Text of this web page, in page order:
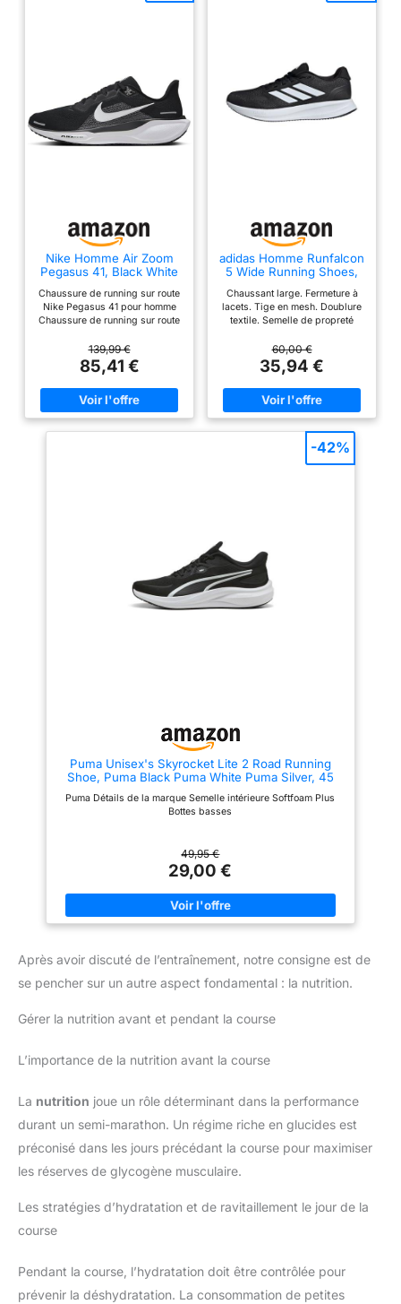
Nike Homme Air Zoom
Pegasus 41, Black White
Chaussure de running sur route
Nike Pegasus 41 pour homme
Chaussure de running sur route
Tige en maille technique
respirante améliorée La semelle
intermédiaire en mousse ReactX
enveloppe les unités Air Zoom à
l'avant-pied et au talon pour une
foulée réactive Semelle
139,99 €
85,41 €
adidas Homme Runfalcon
5 Wide Running Shoes,
White/Core Black, 43 1/3
EU
Chaussant large. Fermeture à
lacets. Tige en mesh. Doublure
textile. Semelle de propreté
Cloudfoam. Poids : 290 g
(pointure 42 2/3). Drop semelle
intermédiaire : 10 mm (talon 33
mm / avant-pied 23 mm).
Semelle extérieure Adiwear.
60,00 €
35,94 €
Puma Unisex's Skyrocket Lite 2 Road Running
Shoe, Puma Black Puma White Puma Silver, 45
Puma Détails de la marque Semelle intérieure Softfoam Plus
Bottes basses
49,95 €
29,00 €
-42%
Après avoir discuté de l’entraînement, notre consigne est de
se pencher sur un autre aspect fondamental : la nutrition.
Gérer la nutrition avant et pendant la course
L’importance de la nutrition avant la course
La nutrition joue un rôle déterminant dans la performance
durant un semi-marathon. Un régime riche en glucides est
préconisé dans les jours précédant la course pour maximiser
les réserves de glycogène musculaire.
Les stratégies d’hydratation et de ravitaillement le jour de la
course
Pendant la course, l’hydratation doit être contrôlée pour
prévenir la déshydratation. La consommation de petites